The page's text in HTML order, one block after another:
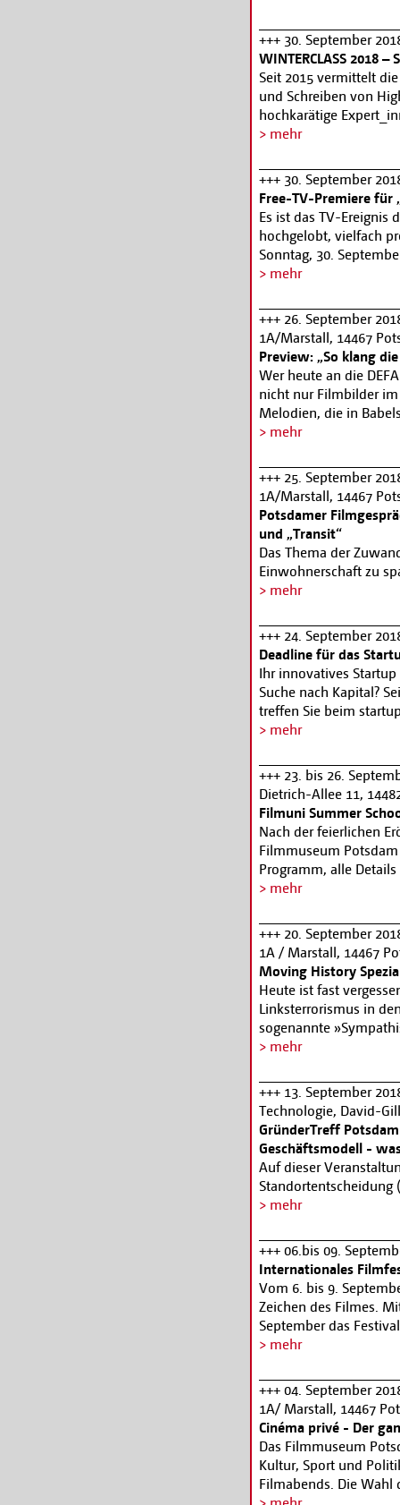
stellen. Das Filmfest
Selbstständigkeit die
Nach dem Impuls des
Möglichkeiten,
Eurer Kolleg*innen zu
ersten Freitag im
+++ 30. September
WINTERCLASS 2018
Seit 2015 vermittelt
und Schreiben von
hochkarätige
Ihnen ihr Wissen in
Filmuniversität
Instituts.
Informationen und
> mehr
+++ 30. September
Free-TV-Premiere für
Es ist das TV-Ereignis
hochgelobt, vielfach
Sonntag, 30.
empfangbaren
Uhr.
> mehr
+++ 26. September
1A/Marstall, 14467
Preview: „So klang
Wer heute an die
nicht nur Filmbilder
Melodien, die in
dass sie für die Filme
Sommer« oder der
auch große
Ernst Sasse für die
Dokumentation bringt
danach, was den
welche Methoden,
verwendet wurden.
Elstermann und
> mehr
+++ 25. September
1A/Marstall, 14467
Potsdamer
und „Transit“
Das Thema der
Einwohnerschaft zu
Landesregierung
Belegschaft, ca. 60
wurden nicht
dem beruflichen
Einwohner*innen von
Vorfilm Transit- Georg
gibt Einblick in die
durch Anna Seghers'
Mann und Axel Geiss,
Informationen und
potsdam.de
> mehr
+++ 24. September
Deadline für das
Ihr innovatives
Suche nach Kapital?
treffen Sie beim
November in 3
Alle Informationen
> mehr
+++ 23. bis 26.
Dietrich-Allee 11,
Filmuni Summer
Nach der feierlichen
Filmmuseum
Programm, alle
> mehr
+++ 20. September
1A / Marstall, 14467
Moving History
Heute ist fast
Linksterrorismus in
sogenannte
politischen Morde.
Regisseur Felix
entstand eine
Margarethe von
Tickets: 0331-2718112,
www.filmmuseum-
> mehr
+++ 13. September
Technologie, David-
GründerTreff
Geschäftsmodell -
Auf dieser
Standortentscheidung
Bebauungspläne &
etc.. Im Anschluss an
Austauschen und
Landeshauptstadt
Schramm,
Geschäftsführer Bitte
(0331) 289-2845 oder
w.de. Informationen
„Gründen in
> mehr
+++ 06.bis 09.
Internationales
Vom 6. bis 9.
Zeichen des Filmes.
September das
gelegenen Eibenhof
Zusammenlebens
> mehr
+++ 04. September
1A/ Marstall, 14467
Cinéma privé - Der
Das Filmmuseum
Kultur, Sport und
Filmabends. Die Wahl